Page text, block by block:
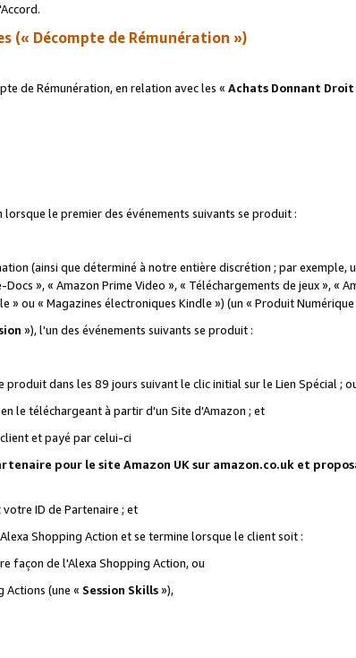
(« Décompte de Rémunération »)
de Rémunération, en relation avec les « Achats Donnant Droit
le premier des événements suivants se produit :
(ainsi que déterminé à notre entière discrétion ; par exemple,
», « Amazon Prime Video », « Téléchargements de jeux », «
» ou « Magazines électroniques Kindle ») (un « Produit Numérique
»), l'un des événements suivants se produit :
dans les 89 jours suivant le clic initial sur le Lien Spécial ;
le téléchargeant à partir d'un Site d'Amazon ; et
et payé par celui-ci
pour le site Amazon UK sur amazon.co.uk et
ID de Partenaire ; et
Shopping Action et se termine lorsque le client soit :
façon de l'Alexa Shopping Action, ou
(une « Session Skills»),